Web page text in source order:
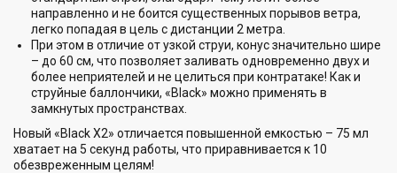
направленно и не боится существенных порывов ветра,
легко попадая в цель с дистанции 2 метра.
При этом в отличие от узкой струи, конус значительно шире
– до 60 см, что позволяет заливать одновременно двух и
более неприятелей и не целиться при контратаке! Как и
струйные баллончики, «Black» можно применять в
замкнутых пространствах.
Новый «Black Х2» отличается повышенной емкостью – 75 мл
хватает на 5 секунд работы, что приравнивается к 10
обезвреженным целям!